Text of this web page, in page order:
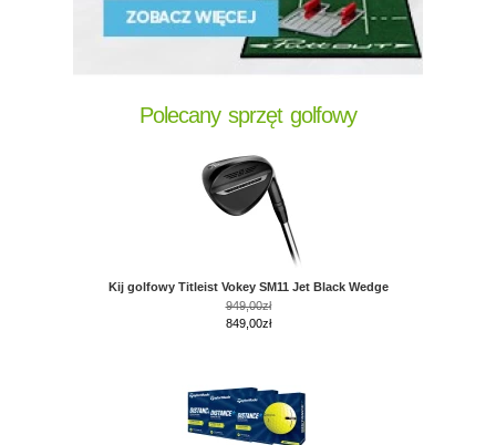
Polecany sprzęt golfowy
Kij golfowy Titleist Vokey SM11 Jet Black Wedge
949,00zł
849,00zł